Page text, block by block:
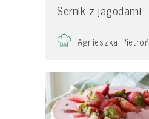
Sernik z jagodami
Agnieszka Pietroń